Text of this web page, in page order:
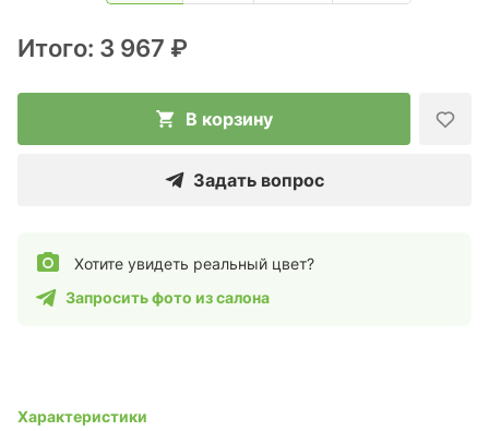
Итого: 3 967 ₽
В корзину
Задать вопрос
Хотите увидеть реальный цвет?
Запросить фото из салона
Характеристики